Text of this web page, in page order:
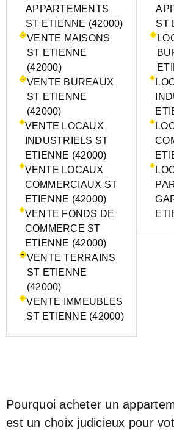
APPARTEMENTS
ST ETIENNE (42000)
VENTE MAISONS
ST ETIENNE
(42000)
VENTE BUREAUX
ST ETIENNE
(42000)
VENTE LOCAUX
INDUSTRIELS ST
ETIENNE (42000)
VENTE LOCAUX
COMMERCIAUX ST
ETIENNE (42000)
VENTE FONDS DE
COMMERCE ST
ETIENNE (42000)
VENTE TERRAINS
ST ETIENNE
(42000)
VENTE IMMEUBLES
ST ETIENNE (42000)
ST
Pourquoi acheter un
est un choix judicieux pour